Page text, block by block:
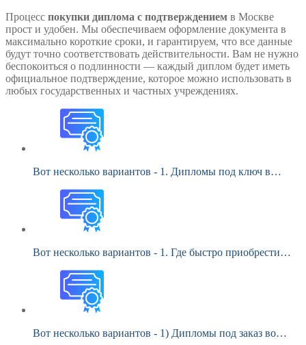
Процесс покупки диплома с подтверждением в Москве
прост и удобен. Мы обеспечиваем оформление документа в
максимально короткие сроки, и гарантируем, что все данные
будут точно соответствовать действительности. Вам не нужно
беспокоиться о подлинности — каждый диплом будет иметь
официальное подтверждение, которое можно использовать в
любых государственных и частных учреждениях.
Вот несколько вариантов - 1. Дипломы под ключ в…
Вот несколько вариантов - 1. Где быстро приобрести…
Вот несколько вариантов - 1) Дипломы под заказ во…